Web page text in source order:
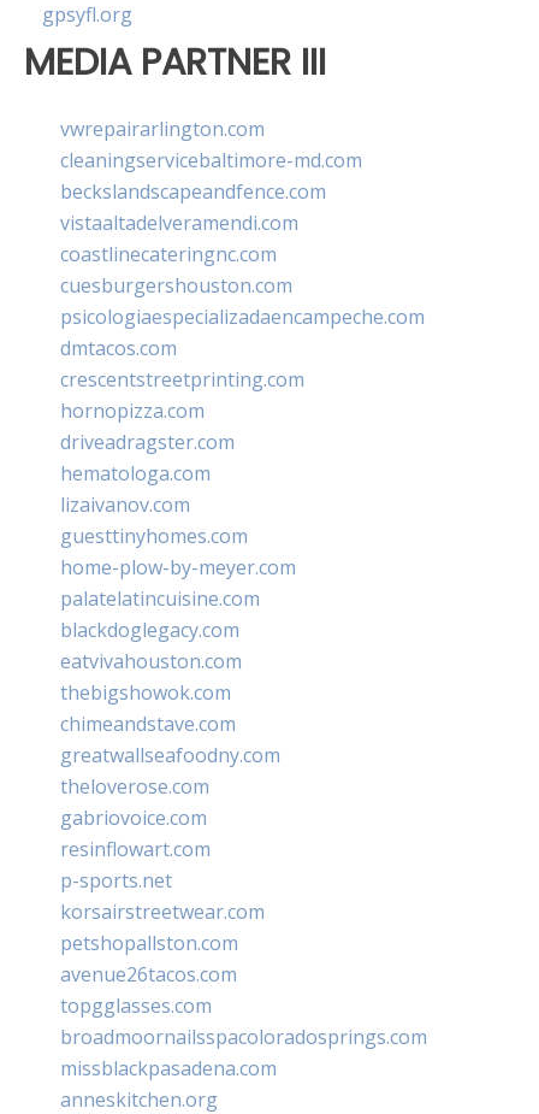
gpsyfl.org
MEDIA PARTNER III
vwrepairarlington.com
cleaningservicebaltimore-md.com
beckslandscapeandfence.com
vistaaltadelveramendi.com
coastlinecateringnc.com
cuesburgershouston.com
psicologiaespecializadaencampeche.com
dmtacos.com
crescentstreetprinting.com
hornopizza.com
driveadragster.com
hematologa.com
lizaivanov.com
guesttinyhomes.com
home-plow-by-meyer.com
palatelatincuisine.com
blackdoglegacy.com
eatvivahouston.com
thebigshowok.com
chimeandstave.com
greatwallseafoodny.com
theloverose.com
gabriovoice.com
resinflowart.com
p-sports.net
korsairstreetwear.com
petshopallston.com
avenue26tacos.com
topgglasses.com
broadmoornailsspacoloradosprings.com
missblackpasadena.com
anneskitchen.org